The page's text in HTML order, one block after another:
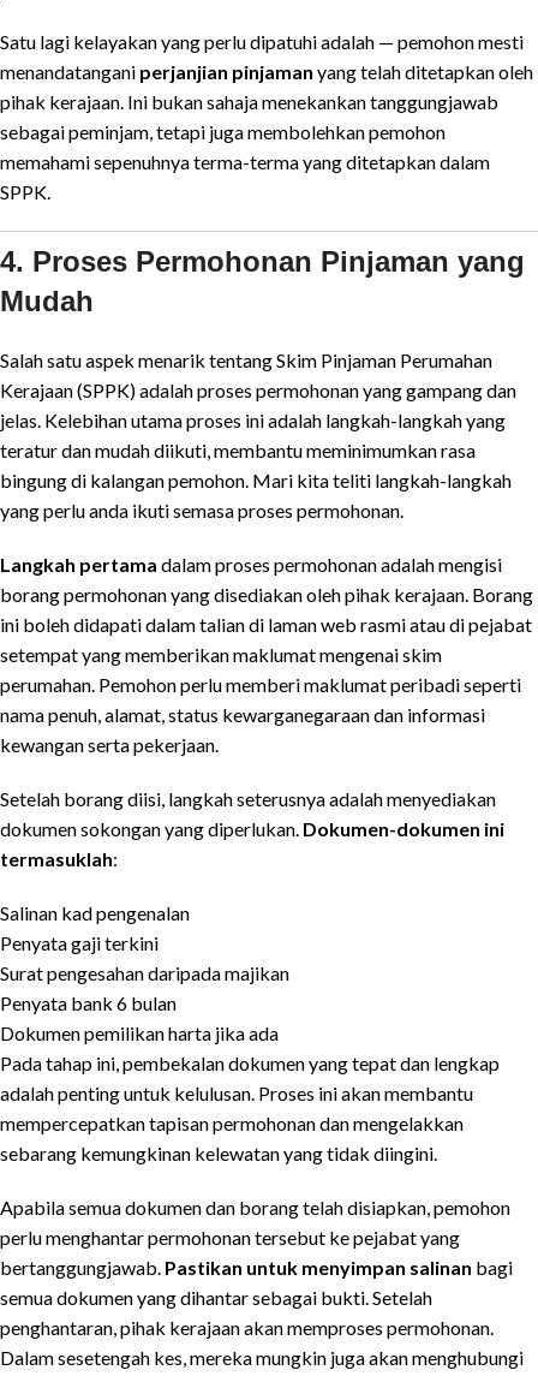
Satu lagi kelayakan yang perlu dipatuhi adalah — pemohon mesti
menandatangani perjanjian pinjaman yang telah ditetapkan oleh
pihak kerajaan. Ini bukan sahaja menekankan tanggungjawab
sebagai peminjam, tetapi juga membolehkan pemohon
memahami sepenuhnya terma-terma yang ditetapkan dalam
SPPK.
4. Proses Permohonan Pinjaman yang
Mudah
Salah satu aspek menarik tentang Skim Pinjaman Perumahan
Kerajaan (SPPK) adalah proses permohonan yang gampang dan
jelas. Kelebihan utama proses ini adalah langkah-langkah yang
teratur dan mudah diikuti, membantu meminimumkan rasa
bingung di kalangan pemohon. Mari kita teliti langkah-langkah
yang perlu anda ikuti semasa proses permohonan.
Langkah pertama dalam proses permohonan adalah mengisi
borang permohonan yang disediakan oleh pihak kerajaan. Borang
ini boleh didapati dalam talian di laman web rasmi atau di pejabat
setempat yang memberikan maklumat mengenai skim
perumahan. Pemohon perlu memberi maklumat peribadi seperti
nama penuh, alamat, status kewarganegaraan dan informasi
kewangan serta pekerjaan.
Setelah borang diisi, langkah seterusnya adalah menyediakan
dokumen sokongan yang diperlukan. Dokumen-dokumen ini
termasuklah:
Salinan kad pengenalan
Penyata gaji terkini
Surat pengesahan daripada majikan
Penyata bank 6 bulan
Dokumen pemilikan harta jika ada
Pada tahap ini, pembekalan dokumen yang tepat dan lengkap
adalah penting untuk kelulusan. Proses ini akan membantu
mempercepatkan tapisan permohonan dan mengelakkan
sebarang kemungkinan kelewatan yang tidak diingini.
Apabila semua dokumen dan borang telah disiapkan, pemohon
perlu menghantar permohonan tersebut ke pejabat yang
bertanggungjawab. Pastikan untuk menyimpan salinan bagi
semua dokumen yang dihantar sebagai bukti. Setelah
penghantaran, pihak kerajaan akan memproses permohonan.
Dalam sesetengah kes, mereka mungkin juga akan menghubungi